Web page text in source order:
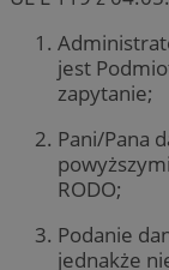
jest
zapytanie;
Pani/Pana
RODO;
Podanie
jednakże